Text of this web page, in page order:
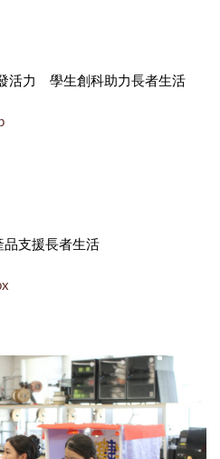
活力 學生創科助力長者生活
支援長者生活